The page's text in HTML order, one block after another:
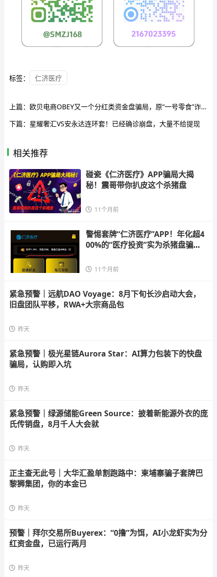
标签： 仁济医疗
上篇： 欧贝电商OBEY又一个分红类资金盘骗局，原“一号零食”诈骗团伙所开的一轮圈杀猪盘，高度预警，看见一定要远离！
下篇： 星耀奢汇VS安永达连环套！已经确诊崩盘，大量不给提现
相关推荐
碰瓷《仁济医疗》APP骗局大揭
秘！震哥带你扒皮这个杀猪盘
11个月前
警惕套牌“仁济医疗”APP！年化超4
00%的“医疗投资”实为杀猪盘骗
11个月前
紧急预警｜远航DAO Voyage：8月下旬长沙启动大会，
旧盘团队平移，RWA+大宗商品包
昨天
紧急预警｜极光星链Aurora Star：AI算力包装下的快盘
骗局，认购即入坑
昨天
紧急预警｜绿源储能Green Source：披着新能源外衣的庞
氏传销盘，8月千人大会就
昨天
正主查无此号｜大华汇盈单割跑路中：柬埔寨骗子套牌巴
黎狮集团，你的本金已
昨天
预警｜拜尔交易所Buyerex：“0撸”为饵，AI小龙虾实为分
红资金盘，已运行两月
昨天